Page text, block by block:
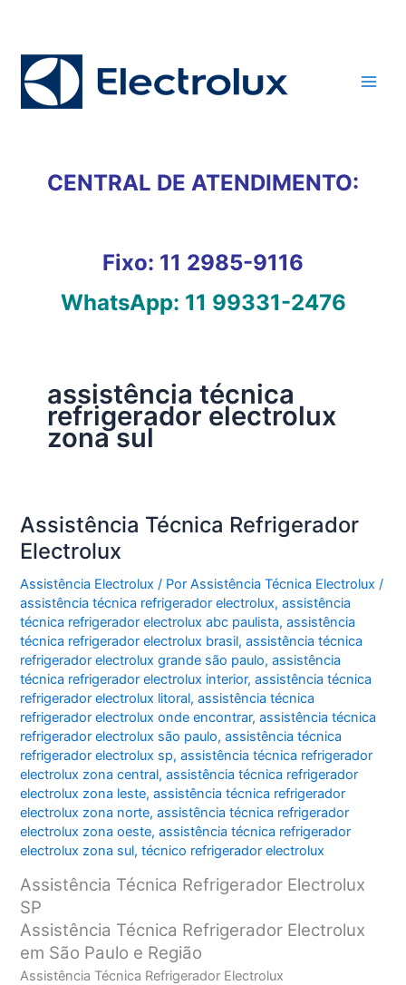
conteúdo
CENTRAL DE ATENDIMENTO:
Fixo: 11 2985-9116
WhatsApp: 11 99331-2476
assistência técnica
refrigerador electrolux
zona sul
Assistência Técnica Refrigerador
Electrolux
Assistência Electrolux / PorAssistência Técnica Electrolux/
assistência técnica refrigerador electrolux,assistência
técnica refrigerador electrolux abc paulista,assistência
técnica refrigerador electrolux brasil,assistência técnica
refrigerador electrolux grande são paulo,assistência
técnica refrigerador electrolux interior,assistência técnica
refrigerador electrolux litoral,assistência técnica
refrigerador electrolux onde encontrar,assistência técnica
refrigerador electrolux são paulo,assistência técnica
refrigerador electrolux sp,assistência técnica refrigerador
electrolux zona central,assistência técnica refrigerador
electrolux zona leste,assistência técnica refrigerador
electrolux zona norte,assistência técnica refrigerador
electrolux zona oeste,assistência técnica refrigerador
electrolux zona sul,técnico refrigerador electrolux
Assistência Técnica Refrigerador Electrolux
SP
Assistência Técnica Refrigerador Electrolux
em São Paulo e Região
Assistência Técnica Refrigerador Electrolux